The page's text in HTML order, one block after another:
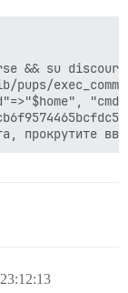
&& su
pups/